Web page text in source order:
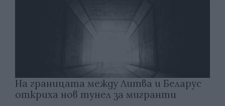
На границата между Литва и Беларус
откриха нов тунел за мигранти